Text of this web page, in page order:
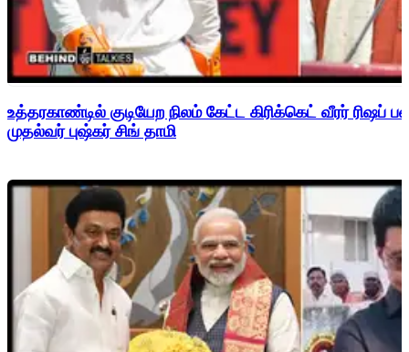
உத்தரகாண்டில் குடியேற நிலம் கேட்ட கிரிக்கெட் வீரர்
முதல்வர் புஷ்கர் சிங் தாமி